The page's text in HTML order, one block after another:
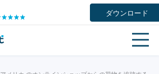
ダウンロード